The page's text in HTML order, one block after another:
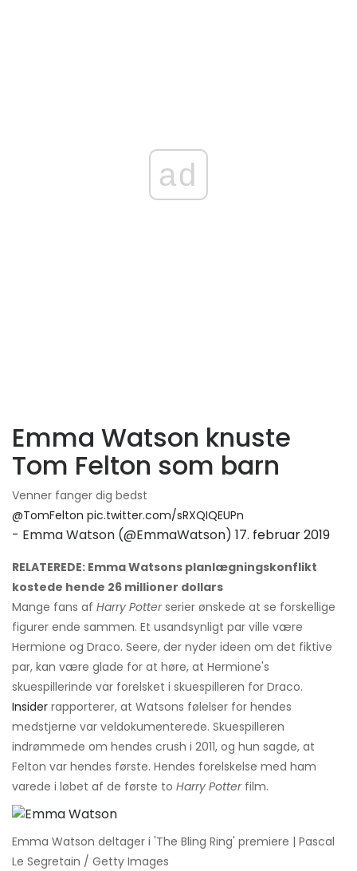
ad
Emma Watson knuste
Tom Felton som barn
Venner fanger dig bedst
@TomFelton pic.twitter.com/sRXQIQEUPn
- Emma Watson (@EmmaWatson) 17. februar 2019
RELATEREDE: Emma Watsons planlægningskonflikt
kostede hende 26 millioner dollars
Mange fans af Harry Potterserier ønskede at se forskellige
figurer ende sammen. Et usandsynligt par ville være
Hermione og Draco. Seere, der nyder ideen om det fiktive
par, kan være glade for at høre, at Hermione's
skuespillerinde var forelsket i skuespilleren for Draco.
Insider rapporterer, at Watsons følelser for hendes
medstjerne var veldokumenterede. Skuespilleren
indrømmede om hendes crush i 2011, og hun sagde, at
Felton var hendes første. Hendes forelskelse med ham
varede i løbet af de første to Harry Potterfilm.
Emma Watson deltager i 'The Bling Ring' premiere | Pascal
Le Segretain / Getty Images